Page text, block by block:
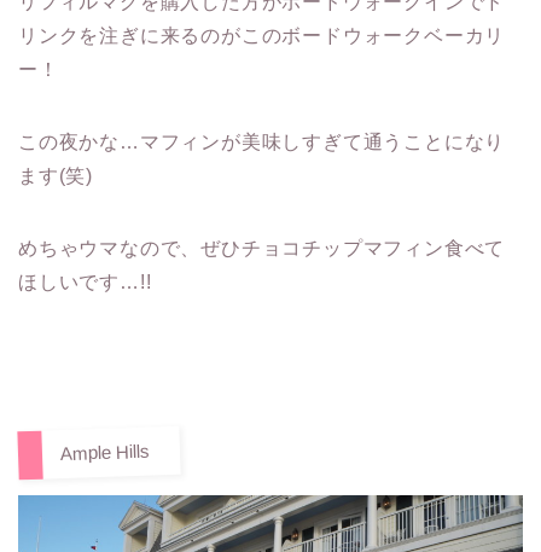
リンクを注ぎに来るのがこのボードウォークベーカリ
ー！
この夜かな…マフィンが美味しすぎて通うことになり
ます(笑)
めちゃウマなので、ぜひチョコチップマフィン食べて
ほしいです…!!
Ample Hills